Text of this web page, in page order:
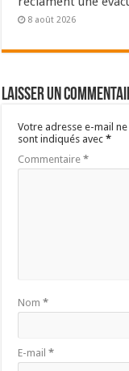
8 août 2026
Laisser un
Votre adresse e-mail
sont indiqués avec*
Commentaire*
Nom*
E-mail*